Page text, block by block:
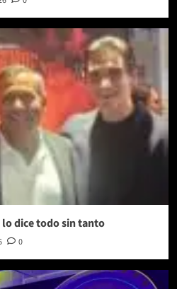
dice todo sin tanto
0